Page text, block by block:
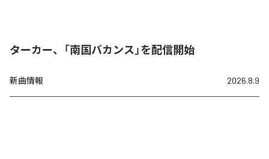
ターカー、「南国バカンス」を配信開始
新曲情報 2026.8.9